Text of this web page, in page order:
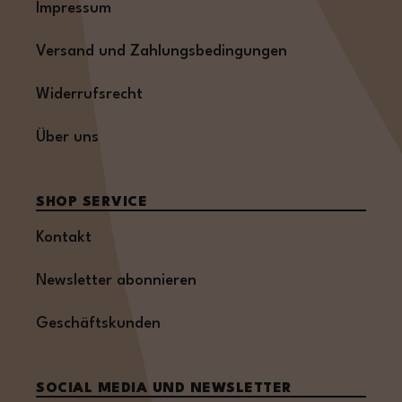
Impressum
Versand und Zahlungsbedingungen
Widerrufsrecht
Über uns
SHOP SERVICE
Kontakt
Newsletter abonnieren
Geschäftskunden
SOCIAL MEDIA UND NEWSLETTER